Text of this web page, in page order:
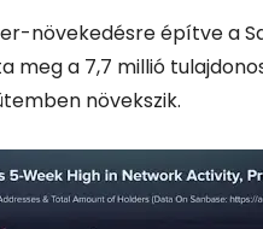
növekedésre építve a
meg a 7,7 millió
növekszik.